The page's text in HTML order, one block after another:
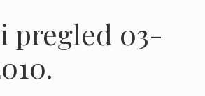
pregled 03-